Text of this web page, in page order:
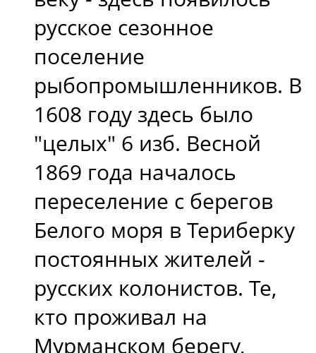
русское сезонное
поселение
рыбопромышленников. В
1608 году здесь было
"целых" 6 изб. Весной
1869 года началось
переселение с берегов
Белого моря в Териберку
постоянных жителей -
русских колонистов. Те,
кто проживал на
Мурманском берегу,